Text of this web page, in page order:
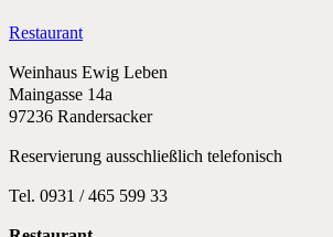
Restaurant
Weinhaus Ewig Leben
Maingasse 14a
97236 Randersacker
Reservierung ausschließlich telefonisch
Tel. 0931 / 465 599 33